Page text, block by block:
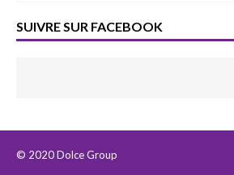
SUIVRE SUR FACEBOOK
© 2020 Dolce Group